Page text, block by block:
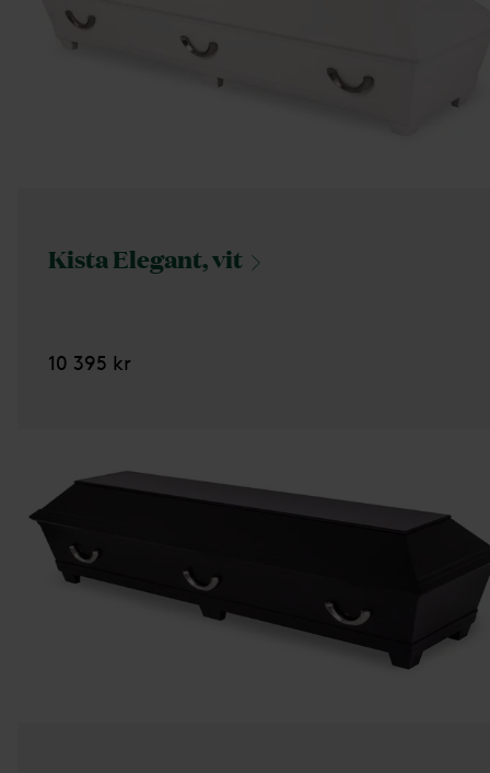
Kista Elegant,vit
10 395 kr